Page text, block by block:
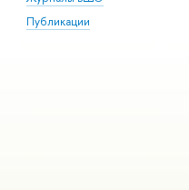
Публикации